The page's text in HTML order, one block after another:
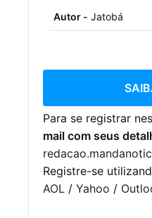
Autor - Jatobá
Para se registrar
mail com seus
Registre-se
AOL / Yahoo /